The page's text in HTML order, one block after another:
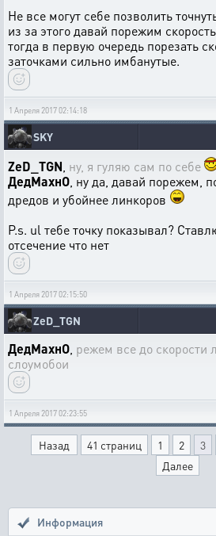
Не все могут себе позволить
из за этого давай порежим
тогда в первую очередь порезать
заточками сильно имбанутые.
1 Апреля 2017 02:14:18
SKY
ZeD_TGN ну, я гуляю сам по себе
ДедМахнО , ну да, давай порежем,
дредов и убойнее линкоров
P.s. ul тебе точку показывал?
отсечение что нет
1 Апреля 2017 02:15:50
ZeD_TGN
ДедМахнО режем все до скорости
слоумобои
1 Апреля 2017 02:23:55
Назад 41 страниц 1 2 3
Далее
Информация